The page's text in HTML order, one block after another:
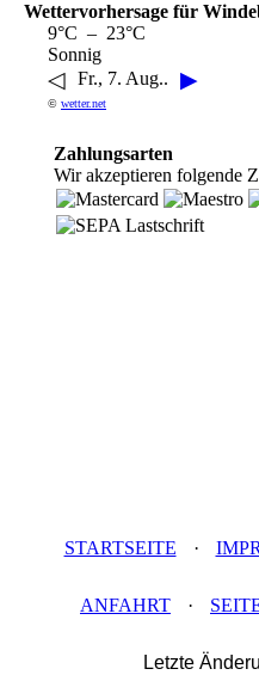
Wettervorhersage für
9°C – 23°C
Sonnig
◁ Fr., 7. Aug.. ▶
© wetter.net
Zahlungsarten
Wir akzeptieren folgende
STARTSEITE ·
ANFAHRT ·
Letzte